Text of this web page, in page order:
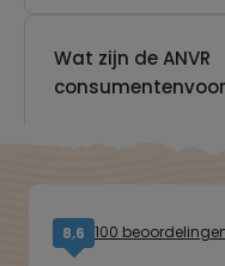
Wat zijn de ANVR
8,6 100